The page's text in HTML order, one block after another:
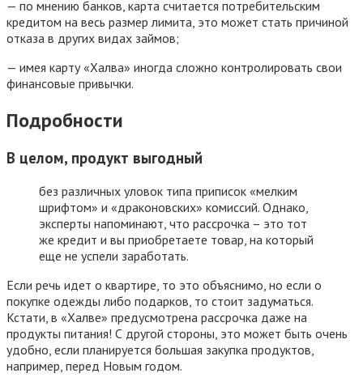
— по мнению банков, карта считается потребительским
кредитом на весь размер лимита, это может стать причиной
отказа в других видах займов;
— имея карту «Халва» иногда сложно контролировать свои
финансовые привычки.
Подробности
В целом, продукт выгодный
без различных уловок типа приписок «мелким
шрифтом» и «драконовских» комиссий. Однако,
эксперты напоминают, что рассрочка – это тот
же кредит и вы приобретаете товар, на который
еще не успели заработать.
Если речь идет о квартире, то это объяснимо, но если о
покупке одежды либо подарков, то стоит задуматься.
Кстати, в «Халве» предусмотрена рассрочка даже на
продукты питания! С другой стороны, это может быть очень
удобно, если планируется большая закупка продуктов,
например, перед Новым годом.